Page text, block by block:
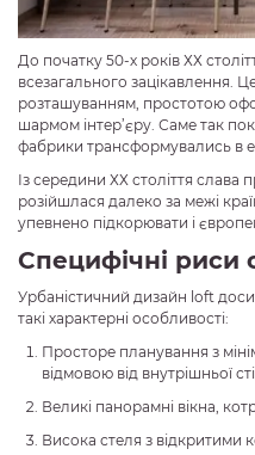
До початку 50-х років ХХ
всезагального зацікавлення.
розташуванням, простотою
шармом інтер’єру. Саме так
фабрики трансформувались в
Із середини ХХ століття слава
розійшлася далеко за межі
упевнено підкорювати і
Специфічні риси
Урбаністичний дизайн loft
такі характерні особливості:
Просторе планування з
відмовою від внутрішньої
Великі панорамні вікна,
Висока стеля з відкритими